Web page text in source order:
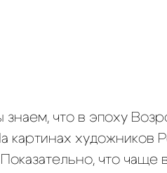
что в эпоху
картинах художников
что чаще